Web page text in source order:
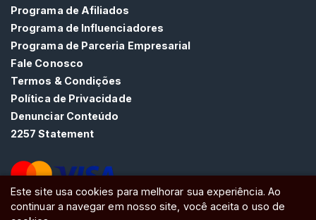
Programa de Afiliados
Programa de Influenciadores
Programa de Parceria Empresarial
Fale Conosco
Termos & Condições
Política de Privacidade
Denunciar Conteúdo
2257 Statement
ATW Ltd, Essex, SS0 7EU, United Kingdom
Este site usa cookies para melhorar sua experiência. Ao
continuar a navegar em nosso site, você aceita o uso de